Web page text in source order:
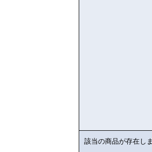
該当の商品が存在し